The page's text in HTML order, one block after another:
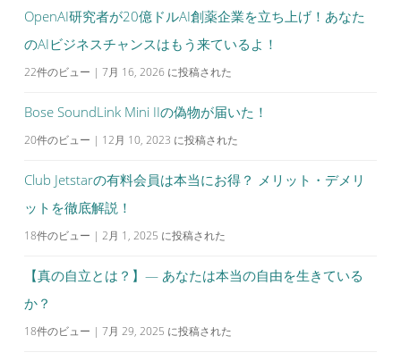
OpenAI研究者が20億ドルAI創薬企業を立ち上げ！あなた
のAIビジネスチャンスはもう来ているよ！
22件のビュー | 7月 16, 2026 に投稿された
Bose SoundLink Mini IIの偽物が届いた！
20件のビュー | 12月 10, 2023 に投稿された
Club Jetstarの有料会員は本当にお得？ メリット・デメリ
ットを徹底解説！
18件のビュー | 2月 1, 2025 に投稿された
【真の自立とは？】— あなたは本当の自由を生きている
か？
18件のビュー | 7月 29, 2025 に投稿された